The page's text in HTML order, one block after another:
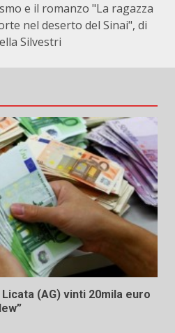
e il romanzo "La ragazza
nel deserto del Sinai", di
Silvestri
(AG) vinti 20mila euro